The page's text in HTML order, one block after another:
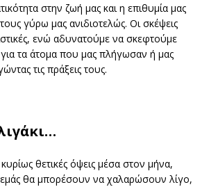
στην ζωή μας και η επιθυμία μας
γύρω μας ανιδιοτελώς. Οι σκέψεις
ενώ αδυνατούμε να σκεφτούμε
για τα άτομα που μας πλήγωσαν ή μας
τις πράξεις τους.
θετικές όψεις μέσα στον μήνα,
θα μπορέσουν να χαλαρώσουν λίγο,